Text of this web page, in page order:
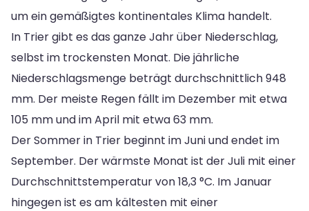
um ein gemäßigtes kontinentales Klima handelt.
In Trier gibt es das ganze Jahr über Niederschlag,
selbst im trockensten Monat. Die jährliche
Niederschlagsmenge beträgt durchschnittlich 948
mm. Der meiste Regen fällt im Dezember mit etwa
105 mm und im April mit etwa 63 mm.
Der Sommer in Trier beginnt im Juni und endet im
September. Der wärmste Monat ist der Juli mit einer
Durchschnittstemperatur von 18,3 °C. Im Januar
hingegen ist es am kältesten mit einer